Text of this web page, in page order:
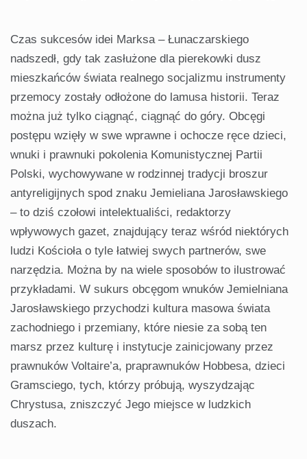
Czas sukcesów idei Marksa – Łunaczarskiego
nadszedł, gdy tak zasłużone dla pierekowki dusz
mieszkańców świata realnego socjalizmu instrumenty
przemocy zostały odłożone do lamusa historii. Teraz
można już tylko ciągnąć, ciągnąć do góry. Obcęgi
postępu wzięły w swe wprawne i ochocze ręce dzieci,
wnuki i prawnuki pokolenia Komunistycznej Partii
Polski, wychowywane w rodzinnej tradycji broszur
antyreligijnych spod znaku Jemieliana Jarosławskiego
– to dziś czołowi intelektualiści, redaktorzy
wpływowych gazet, znajdujący teraz wśród niektórych
ludzi Kościoła o tyle łatwiej swych partnerów, swe
narzędzia. Można by na wiele sposobów to ilustrować
przykładami. W sukurs obcęgom wnuków Jemielniana
Jarosławskiego przychodzi kultura masowa świata
zachodniego i przemiany, które niesie za sobą ten
marsz przez kulturę i instytucje zainicjowany przez
prawnuków Voltaire’a, praprawnuków Hobbesa, dzieci
Gramsciego, tych, którzy próbują, wyszydzając
Chrystusa, zniszczyć Jego miejsce w ludzkich
duszach.